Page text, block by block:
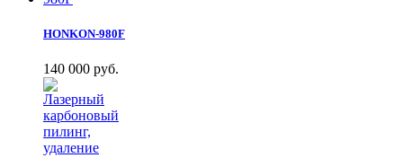
HONKON-980F
140 000 руб.